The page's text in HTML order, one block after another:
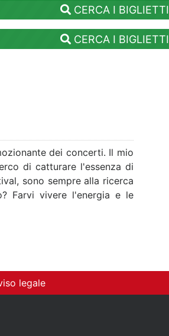
CERCA I BIGLIETTI
CERCA I BIGLIETTI
dei concerti. Il mio
di catturare l'essenza di
sono sempre alla ricerca
Farvi vivere l'energia e le
legale